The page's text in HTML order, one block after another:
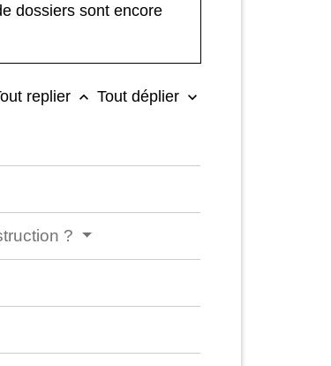
dossiers sont encore
replier keyboard_arrow_up Tout déplier keyboard_arrow_down
?